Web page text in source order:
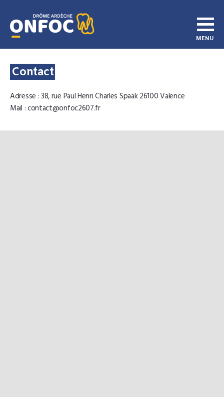
Contact
Adresse : 38, rue Paul Henri Charles Spaak 26100 Valence
Mail : contact@onfoc2607.fr